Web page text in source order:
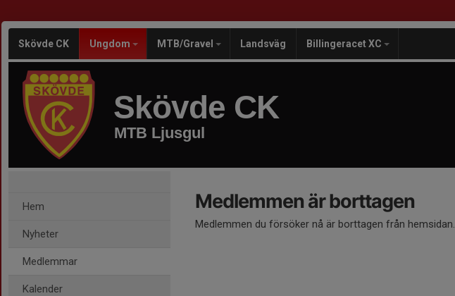
Skövde CK Ungdom MTB/Gravel Landsväg Billingeracet XC
Skövde CK
MTB Ljusgul
Hem
Nyheter
Medlemmar
Kalender
Medlemmen är borttagen
Medlemmen du försöker nå är borttagen från hemsidan.